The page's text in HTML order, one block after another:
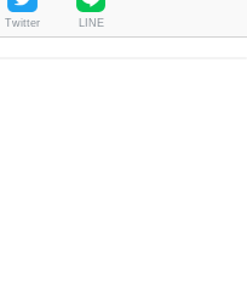
Twitter LINE